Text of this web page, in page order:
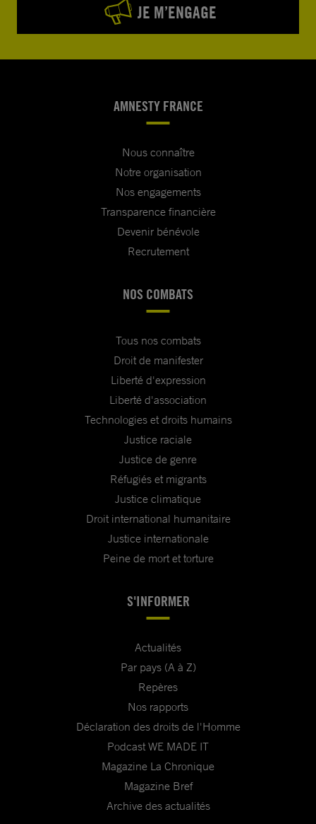
JE M’ENGAGE
AMNESTY FRANCE
Nous connaître
Notre organisation
Nos engagements
Transparence financière
Devenir bénévole
Recrutement
NOS COMBATS
Tous nos combats
Droit de manifester
Liberté d'expression
Liberté d'association
Technologies et droits humains
Justice raciale
Justice de genre
Réfugiés et migrants
Justice climatique
Droit international humanitaire
Justice internationale
Peine de mort et torture
S'INFORMER
Actualités
Par pays (A à Z)
Repères
Nos rapports
Déclaration des droits de l'Homme
Podcast WE MADE IT
Magazine La Chronique
Magazine Bref
Archive des actualités